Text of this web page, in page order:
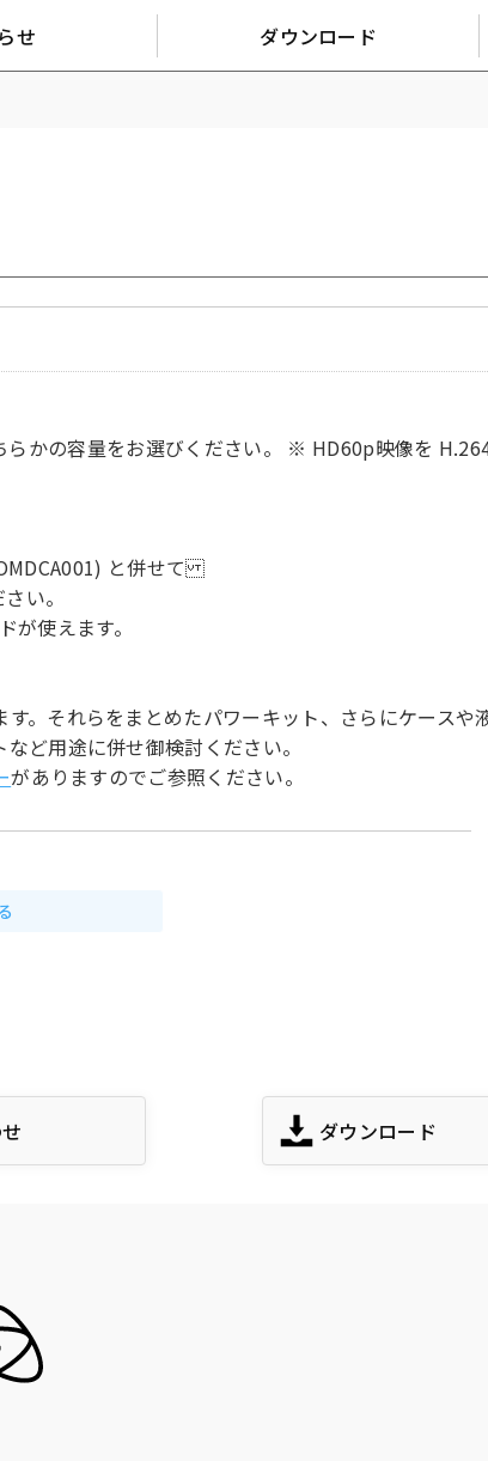
せ ダウンロード
かの容量をお選びください。 ※ HD60p映像を
と併せて
い。
が使えます。
。それらをまとめたパワーキット、さらにケースや
ど用途に併せ御検討ください。
がありますのでご参照ください。
ダウンロード